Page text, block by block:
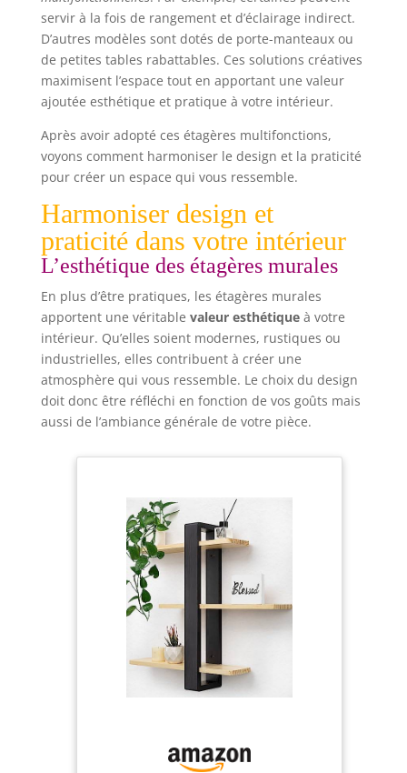
affaires [Kit anti-basculement] Le kit anti-
basculement permet de fixer ces étagères charge
lourde au mur, plus stable pour une utilisation
sûre
servir à la fois de rangement et d’éclairage indirect.
D’autres modèles sont dotés de porte-manteaux ou
de petites tables rabattables. Ces solutions créatives
maximisent l’espace tout en apportant une valeur
ajoutée esthétique et pratique à votre intérieur.
Après avoir adopté ces étagères multifonctions,
voyons comment harmoniser le design et la praticité
pour créer un espace qui vous ressemble.
Harmoniser design et
praticité dans votre intérieur
L’esthétique des étagères murales
En plus d’être pratiques, les étagères murales
apportent une véritable valeur esthétiqueà votre
intérieur. Qu’elles soient modernes, rustiques ou
industrielles, elles contribuent à créer une
atmosphère qui vous ressemble. Le choix du design
doit donc être réfléchi en fonction de vos goûts mais
aussi de l’ambiance générale de votre pièce.